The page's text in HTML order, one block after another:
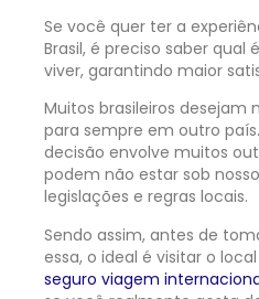
Se você quer ter a
Brasil, é preciso saber qual
viver, garantindo maior
Muitos brasileiros
para sempre em outro
decisão envolve muitos
podem não estar sob
legislações e regras locais.
Sendo assim, antes de
essa, o ideal é visitar o
seguro viagem